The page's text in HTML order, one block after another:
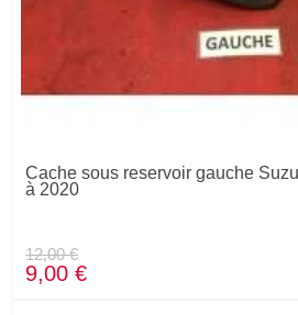
Cache sous reservoir gauche
à 2020
12,00 €
9,00 €